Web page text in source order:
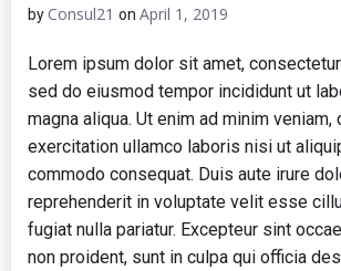
by Consul21 on April 1, 2019
Lorem ipsum dolor sit amet,
sed do eiusmod tempor incididunt ut
magna aliqua. Ut enim ad minim
exercitation ullamco laboris nisi ut
commodo consequat. Duis aute irure
reprehenderit in voluptate velit esse
fugiat nulla pariatur. Excepteur sint
non proident, sunt in culpa qui officia